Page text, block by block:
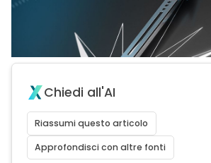
Chiedi all'AI
Riassumi questo articolo
Approfondisci con altre fonti